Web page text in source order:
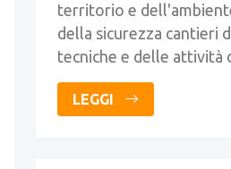
territorio e
della sicurezza cantieri
tecniche e delle attività
LEGGI